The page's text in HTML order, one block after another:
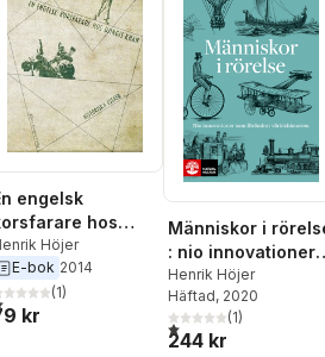
engelsk
hos
khan : och
historiska
Höjer
E-bok 2014
utav 5 stjärnor. Totalt antal röster:
(1)
kr
Människor i
: nio innovationer
som förändrat
världshistorien
Henrik Höjer
Häftad, 2020
1,0utav 5 stjärnor.
(1)
244 kr